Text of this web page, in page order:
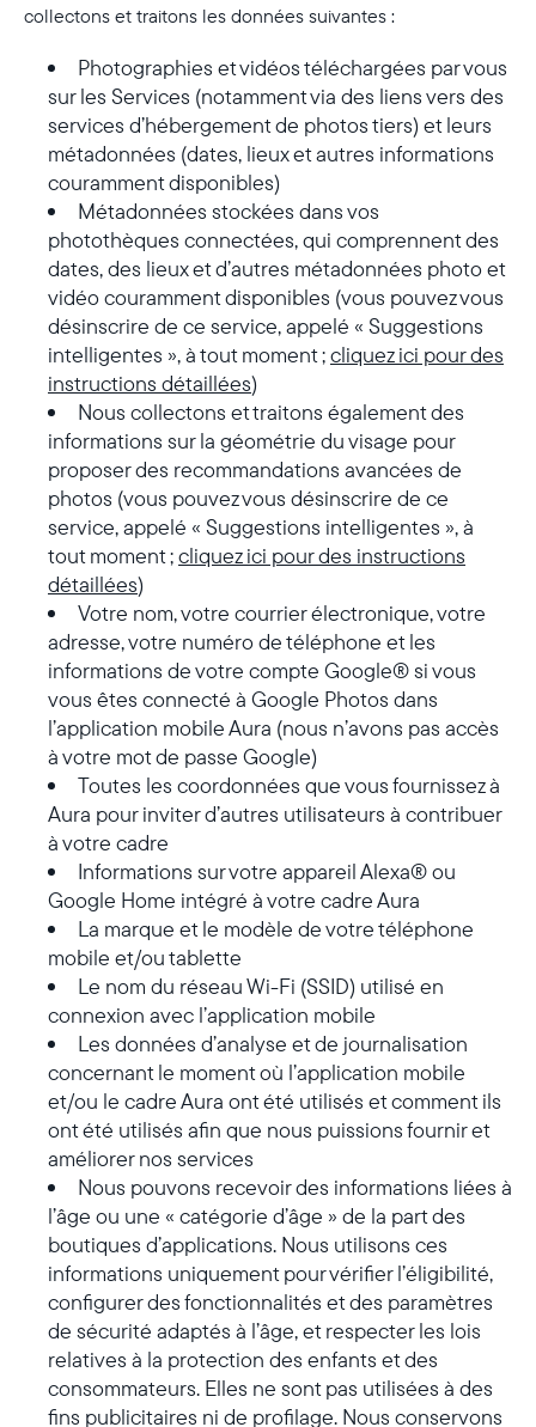
collectons et traitons les données suivantes :
Photographies et vidéos téléchargées par vous
sur les Services (notamment via des liens vers des
services d’hébergement de photos tiers) et leurs
métadonnées (dates, lieux et autres informations
couramment disponibles)
Métadonnées stockées dans vos
photothèques connectées, qui comprennent des
dates, des lieux et d’autres métadonnées photo et
vidéo couramment disponibles (vous pouvez vous
désinscrire de ce service, appelé « Suggestions
intelligentes », à tout moment ;cliquez ici pour des
instructions détaillées)
Nous collectons et traitons également des
informations sur la géométrie du visage pour
proposer des recommandations avancées de
photos (vous pouvez vous désinscrire de ce
service, appelé « Suggestions intelligentes », à
tout moment ;cliquez ici pour des instructions
détaillées)
Votre nom, votre courrier électronique, votre
adresse, votre numéro de téléphone et les
informations de votre compte Google® si vous
vous êtes connecté à Google Photos dans
l’application mobile Aura (nous n’avons pas accès
à votre mot de passe Google)
Toutes les coordonnées que vous fournissez à
Aura pour inviter d’autres utilisateurs à contribuer
à votre cadre
Informations sur votre appareil Alexa® ou
Google Home intégré à votre cadre Aura
La marque et le modèle de votre téléphone
mobile et/ou tablette
Le nom du réseau Wi-Fi (SSID) utilisé en
connexion avec l’application mobile
Les données d’analyse et de journalisation
concernant le moment où l’application mobile
et/ou le cadre Aura ont été utilisés et comment ils
ont été utilisés afin que nous puissions fournir et
améliorer nos services
Nous pouvons recevoir des informations liées à
l’âge ou une « catégorie d’âge » de la part des
boutiques d’applications. Nous utilisons ces
informations uniquement pour vérifier l’éligibilité,
configurer des fonctionnalités et des paramètres
de sécurité adaptés à l’âge, et respecter les lois
relatives à la protection des enfants et des
consommateurs. Elles ne sont pas utilisées à des
fins publicitaires ni de profilage. Nous conservons